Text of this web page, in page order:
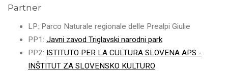
Partner
LP: Parco Naturale regionale delle Prealpi Giulie
PP1: Javni zavod Triglavski narodni park
PP2: ISTITUTO PER LA CULTURA SLOVENA APS -
INŠTITUT ZA SLOVENSKO KULTURO